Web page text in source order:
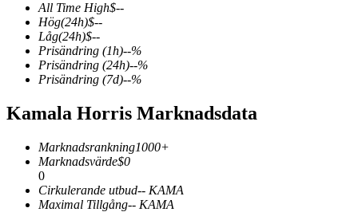
COIN-M Futures
Futures för kryptovaluta
TradFi
Derivat för aktier, valuta, ädelmetaller och råvaror
All Time High$--
Hög(24h)$--
Låg(24h)$--
Prisändring (1h)--%
Prisändring (24h)--%
Prisändring (7d)--%
Kamala Horris Marknadsdata
Marknadsrankning1000+
Marknadsvärde$0
0
Cirkulerande utbud-- KAMA
Maximal Tillgång-- KAMA